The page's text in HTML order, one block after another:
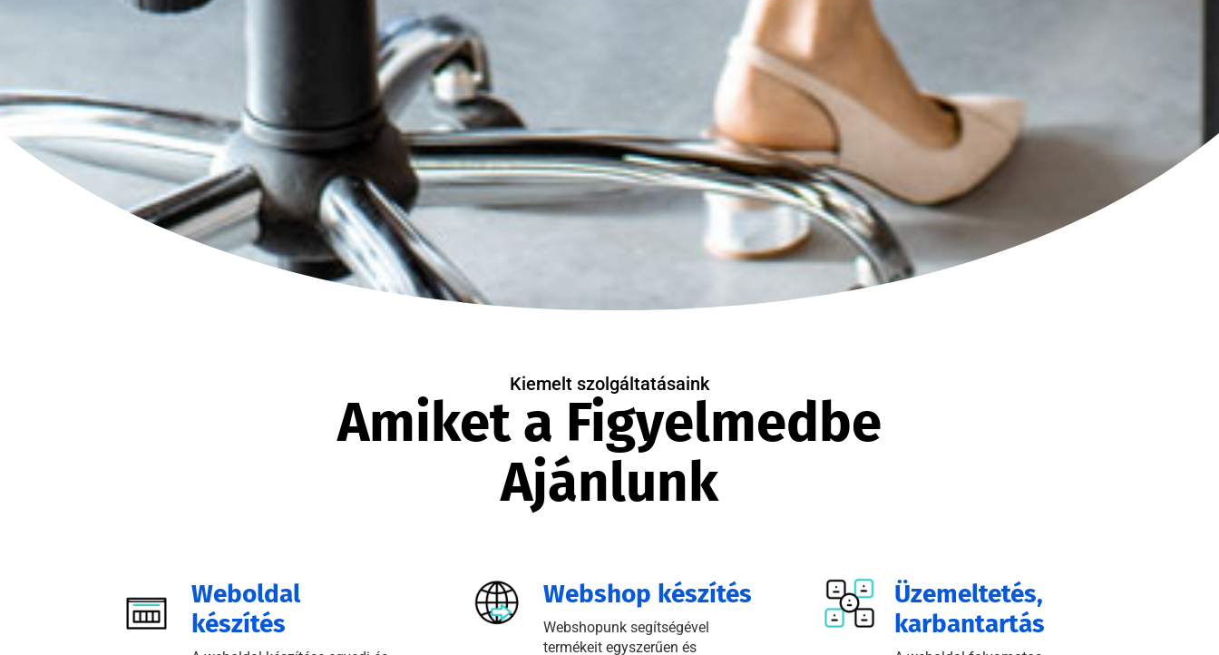
Kiemelt szolgáltatásaink
Amiket a Figyelmedbe
Ajánlunk
Weboldal
készítés
Webshop készítés
Webshopunk segítségével
termékeit egyszerűen és
Üzemeltetés,
karbantartás